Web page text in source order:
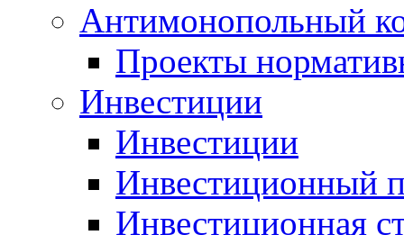
Антимонопольный
Проекты
Инвестиции
Инвестиции
Инвестиционный
Инвестиционная